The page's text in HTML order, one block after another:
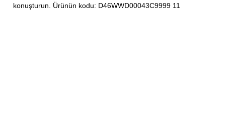
konuşturun. Ürünün kodu: D46WWD00043C9999 11